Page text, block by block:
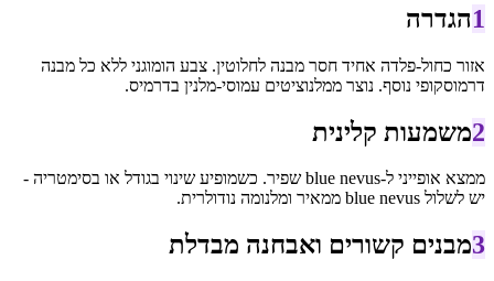
1הגדרה
אזור כחול-פלדה אחיד חסר מבנה לחלוטין. צבע הומוגני ללא כל מבנה
דרמוסקופי נוסף. נוצר ממלנוציטים עמוסי-מלנין בדרמיס.
2משמעות קלינית
ממצא אופייני ל-blue nevus שפיר. כשמופיע שינוי בגודל או בסימטריה -
יש לשלול blue nevus ממאיר ומלנומה נודולרית.
3מבנים קשורים ואבחנה מבדלת